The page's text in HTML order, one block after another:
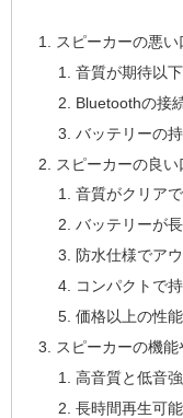
スピーカーの悪
音質が期待以下
Bluetoothの接
バッテリーの
スピーカーの良
音質がクリア
バッテリーが
防水仕様でア
コンパクトで
価格以上の性能
スピーカーの機能
高音質と低音
長時間再生可